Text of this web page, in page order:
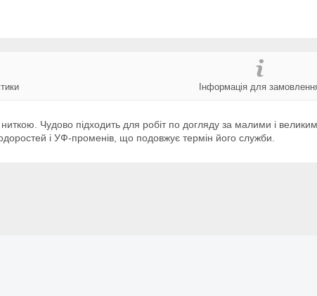
Інформація для
Чудово підходить для робіт по догляду за малими і
і УФ-променів, що подовжує термін його служби.